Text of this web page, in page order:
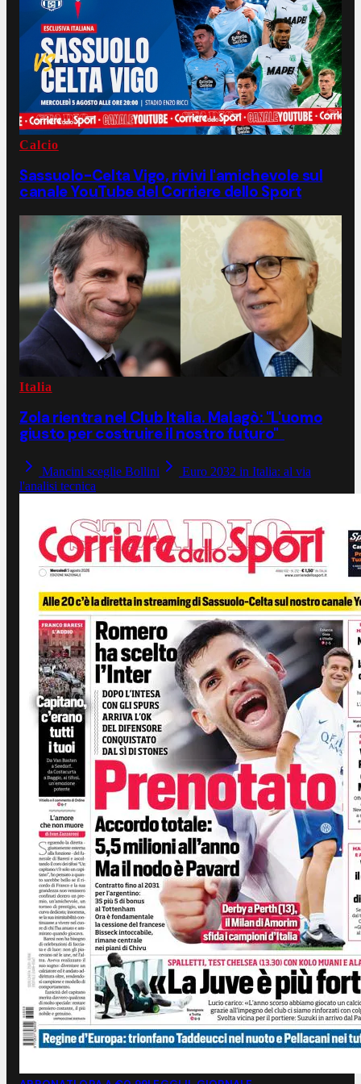
Calcio
Sassuolo-Celta Vigo, rivivi l'amichevole sul
canale YouTube del Corriere dello Sport
Italia
Zola rientra nel Club Italia. Malagò: "L'uomo
giusto per costruire il nostro futuro"
Mancini sceglie Bollini
Euro 2032 in Italia: al via
l'analisi tecnica